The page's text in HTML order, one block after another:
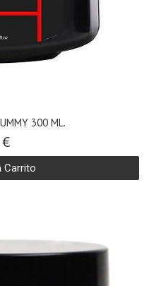
300 ML.
Carrito